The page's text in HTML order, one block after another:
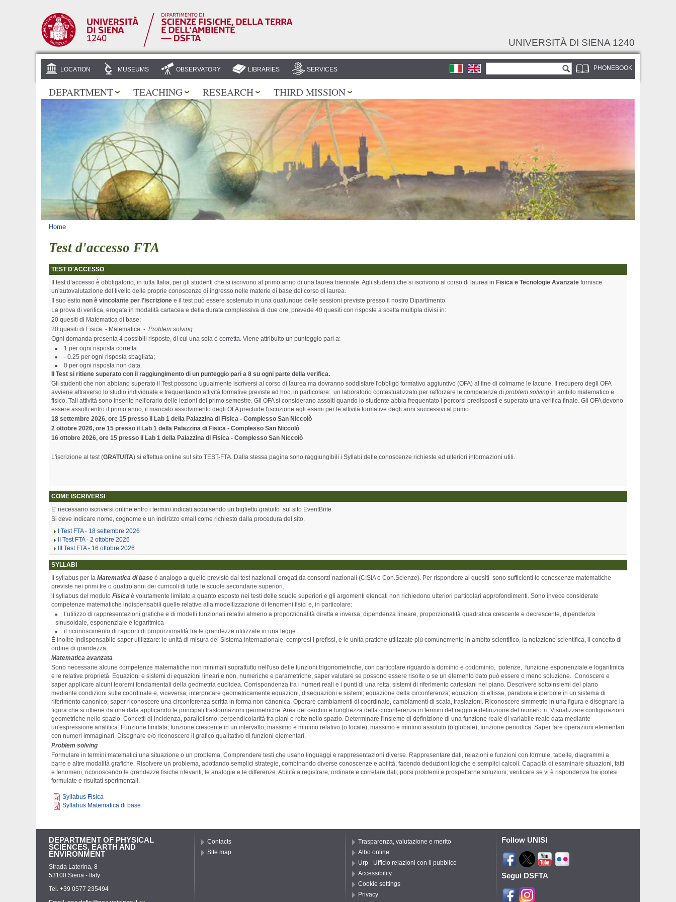
UNIVERSITÀ DI SIENA 1240
PHONEBOOK
LOCATION MUSEUMS OBSERVATORY LIBRARIES SERVICES
DEPARTMENT TEACHING RESEARCH THIRD MISSION
You are here
Home
Test d'accesso FTA
TEST D'ACCESSO
Il test d’accesso è obbligatorio, in tutta Italia, per gli studenti che si iscrivono al primo anno di una laurea triennale. Agli studenti che si iscrivono al corso di laurea in Fisica e Tecnologie Avanzate fornisce
un'autovalutazione del livello delle proprie conoscenze di ingresso nelle materie di base del corso di laurea.
Il suo esito non è vincolante per l’iscrizione e il test può essere sostenuto in una qualunque delle sessioni previste presso il nostro Dipartimento.
La prova di verifica, erogata in modalità cartacea e della durata complessiva di due ore, prevede 40 quesiti con risposte a scelta multipla divisi in:
20 quesiti di Matematica di base;
20 quesiti di Fisica - Matematica - Problem solving .
Ogni domanda presenta 4 possibili risposte, di cui una sola è corretta. Viene attribuito un punteggio pari a:
1 per ogni risposta corretta
- 0.25 per ogni risposta sbagliata;
0 per ogni risposta non data.
Il Test si ritiene superato con il raggiungimento di un punteggio pari a 8 su ogni parte della verifica.
Gli studenti che non abbiano superato il Test possono ugualmente iscriversi al corso di laurea ma dovranno soddisfare l'obbligo formativo aggiuntivo (OFA) al fine di colmarne le lacune. Il recupero degli OFA
avviene attraverso lo studio individuale e frequentando attività formative previste ad hoc, in particolare: un laboratorio contestualizzato per rafforzare le competenze di problem solving in ambito matematico e
fisico. Tali attività sono inserite nell'orario delle lezioni del primo semestre. Gli OFA si considerano assolti quando lo studente abbia frequentato i percorsi predisposti e superato una verifica finale. Gli OFA devono
essere assolti entro il primo anno, il mancato assolvimento degli OFA preclude l'iscrizione agli esami per le attività formative degli anni successivi al primo.
18 settembre 2026, ore 15 presso il Lab 1 della Palazzina di Fisica - Complesso San Niccolò
2 ottobre 2026, ore 15 presso il Lab 1 della Palazzina di Fisica - Complesso San Niccolò
16 ottobre 2026, ore 15 presso il Lab 1 della Palazzina di Fisica - Complesso San Niccolò
L'iscrizione al test (GRATUITA) si effettua online sul sito TEST-FTA. Dalla stessa pagina sono raggiungibili i Syllabi delle conoscenze richieste ed ulteriori informazioni utili.
COME ISCRIVERSI
E' necessario iscriversi online entro i termini indicati acquisendo un biglietto gratuito sul sito EventBrite.
Si deve indicare nome, cognome e un indirizzo email come richiesto dalla procedura del sito.
I Test FTA - 18 settembre 2026
II Test FTA - 2 ottobre 2026
III Test FTA - 16 ottobre 2026
SYLLABI
Il syllabus per la Matematica di base è analogo a quello previsto dai test nazionali erogati da consorzi nazionali (CISIA e Con.Scienze). Per rispondere ai quesiti sono sufficienti le conoscenze matematiche
previste nei primi tre o quattro anni dei curricoli di tutte le scuole secondarie superiori.
ll syllabus del modulo Fisica è volutamente limitato a quanto esposto nei testi delle scuole superiori e gli argomenti elencati non richiedono ulteriori particolari approfondimenti. Sono invece considerate
competenze matematiche indispensabili quelle relative alla modellizzazione di fenomeni fisici e, in particolare:
l’utilizzo di rappresentazioni grafiche e di modelli funzionali relativi almeno a proporzionalità diretta e inversa, dipendenza lineare, proporzionalità quadratica crescente e decrescente, dipendenza
sinusoidale, esponenziale e logaritmica
il riconoscimento di rapporti di proporzionalità fra le grandezze utilizzate in una legge.
È inoltre indispensabile saper utilizzare: le unità di misura del Sistema Internazionale, compresi i prefissi, e le unità pratiche utilizzate più comunemente in ambito scientifico, la notazione scientifica, il concetto di
ordine di grandezza.
Matematica avanzata
Sono necessarie alcune competenze matematiche non minimali soprattutto nell'uso delle funzioni trigonometriche, con particolare riguardo a dominio e codominio, potenze, funzione esponenziale e logaritmica
e le relative proprietà. Equazioni e sistemi di equazioni lineari e non, numeriche e parametriche, saper valutare se possono essere risolte o se un elemento dato può essere o meno soluzione. Conoscere e
saper applicare alcuni teoremi fondamentali della geometria euclidea. Corrispondenza tra i numeri reali e i punti di una retta; sistemi di riferimento cartesiani nel piano. Descrivere sottoinsiemi del piano
mediante condizioni sulle coordinate e, viceversa, interpretare geometricamente equazioni, disequazioni e sistemi; equazione della circonferenza; equazioni di ellisse, parabola e iperbole in un sistema di
riferimento canonico; saper riconoscere una circonferenza scritta in forma non canonica. Operare cambiamenti di coordinate, cambiamenti di scala, traslazioni. Riconoscere simmetrie in una figura e disegnare la
figura che si ottiene da una data applicando le principali trasformazioni geometriche. Area del cerchio e lunghezza della circonferenza in termini del raggio e definizione del numero π. Visualizzare configurazioni
geometriche nello spazio. Concetti di incidenza, parallelismo, perpendicolarità fra piani o rette nello spazio. Determinare l'insieme di definizione di una funzione reale di variabile reale data mediante
un'espressione analitica. Funzione limitata; funzione crescente in un intervallo; massimo e minimo relativo (o locale); massimo e minimo assoluto (o globale); funzione periodica. Saper fare operazioni elementari
con numeri immaginari. Disegnare e/o riconoscere il grafico qualitativo di funzioni elementari.
Problem solving
Formulare in termini matematici una situazione o un problema. Comprendere testi che usano linguaggi e rappresentazioni diverse. Rappresentare dati, relazioni e funzioni con formule, tabelle, diagrammi a
barre e altre modalità grafiche. Risolvere un problema, adottando semplici strategie, combinando diverse conoscenze e abilità, facendo deduzioni logiche e semplici calcoli. Capacità di esaminare situazioni, fatti
e fenomeni, riconoscendo le grandezze fisiche rilevanti, le analogie e le differenze. Abilità a registrare, ordinare e correlare dati; porsi problemi e prospettarne soluzioni; verificare se vi è rispondenza tra ipotesi
formulate e risultati sperimentali.
Syllabus Fisica
Syllabus Matematica di base
DEPARTMENT OF PHYSICAL
SCIENCES, EARTH AND
ENVIRONMENT
Strada Laterina, 8
53100 Siena - Italy
Tel. +39 0577 235494
Contacts
Site map
Trasparenza, valutazione e merito
Albo online
Urp - Ufficio relazioni con il pubblico
Accessibility
Cookie settings
Privacy
Follow UNISI
Segui DSFTA